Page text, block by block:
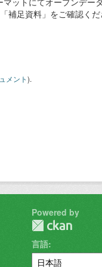
足資料」をご確認くだ
メント).
Powered by
言語